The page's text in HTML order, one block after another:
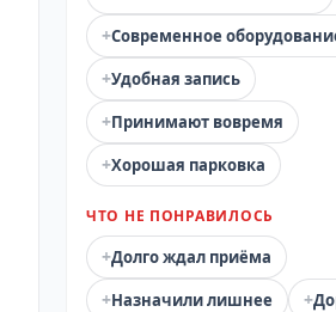
+Современное
+Удобная запись
+Принимают вовремя
+Хорошая парковка
ЧТО НЕ ПОНРАВИЛОСЬ
+Долго ждал приёма
+Назначили лишнее +